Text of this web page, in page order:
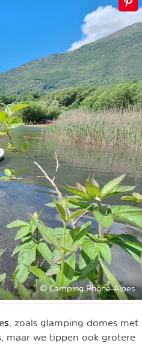
© Camping Rhône-Alpes
, zoals glamping domes met
maar we tippen ook grotere